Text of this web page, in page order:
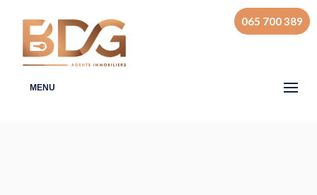
065 700 389
MENU